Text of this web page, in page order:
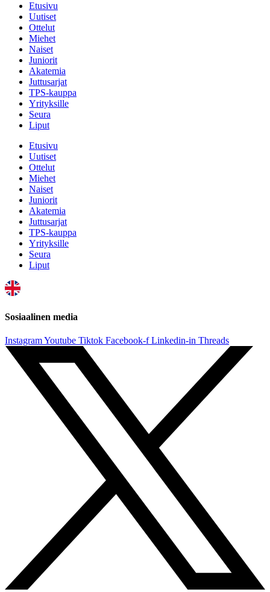
Etusivu
Uutiset
Ottelut
Miehet
Naiset
Juniorit
Akatemia
Juttusarjat
TPS-kauppa
Yrityksille
Seura
Liput
Etusivu
Uutiset
Ottelut
Miehet
Naiset
Juniorit
Akatemia
Juttusarjat
TPS-kauppa
Yrityksille
Seura
Liput
Sosiaalinen media
InstagramYoutube Tiktok Facebook-f Linkedin-in Threads